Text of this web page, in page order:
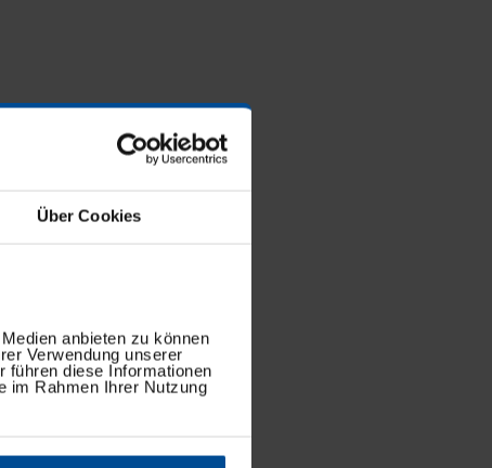
Über Cookies
anbieten zu können
Verwendung unserer
führen diese Informationen
im Rahmen Ihrer Nutzung